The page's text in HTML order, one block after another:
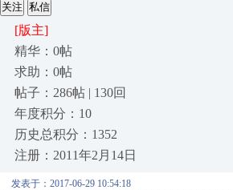
关注 私信
[版主]
精华：0帖
求助：0帖
帖子：286帖 | 130回
年度积分：10
历史总积分：1352
注册：2011年2月14日
发表于：2017-06-29 10:54:18